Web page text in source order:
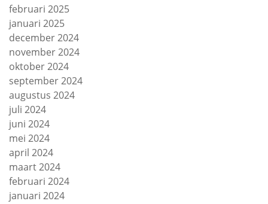
februari 2025
januari 2025
december 2024
november 2024
oktober 2024
september 2024
augustus 2024
juli 2024
juni 2024
mei 2024
april 2024
maart 2024
februari 2024
januari 2024